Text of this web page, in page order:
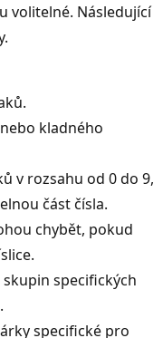
volitelné. Následující
kladného
v rozsahu od 0 do 9,
část čísla.
chybět, pokud
specifických
specifické pro